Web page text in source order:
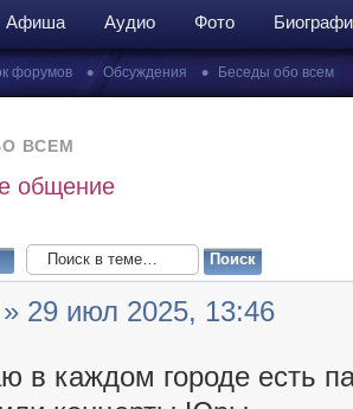
Афиша Аудио Фото
форумов • Обсуждения • Беседы обо всем
ВСЕМ
общение
29 июл 2025, 13:46
в каждом городе есть